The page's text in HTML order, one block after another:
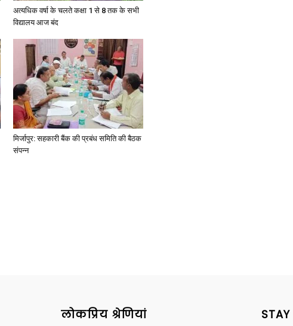
Today
Hindi
अत्यधिक वर्षा के चलते कक्षा 1 से 8 तक के सभी
विद्यालय आज बंद
मिर्जापुर: सहकारी बैंक की प्रबंध समिति की बैठक
संपन्न
लोकप्रिय श्रेणियां